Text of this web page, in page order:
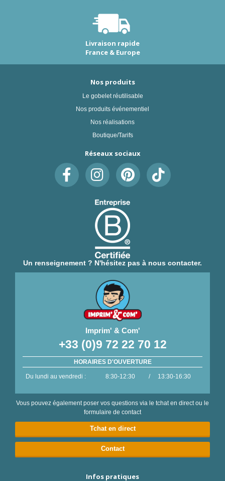
Livraison rapide
France & Europe
Nos produits
Le gobelet réutilisable
Nos produits événementiel
Nos réalisations
Boutique/Tarifs
Réseaux sociaux
Un renseignement ? N'hésitez pas à nous contacter.
Imprim' & Com'
+33 (0)9 72 22 70 12
HORAIRES D'OUVERTURE
Du lundi au vendredi : 8:30-12:30 / 13:30-16:30
Vous pouvez également poser vos questions via le tchat en direct ou le
formulaire de contact
Tchat en direct
Contact
Infos pratiques